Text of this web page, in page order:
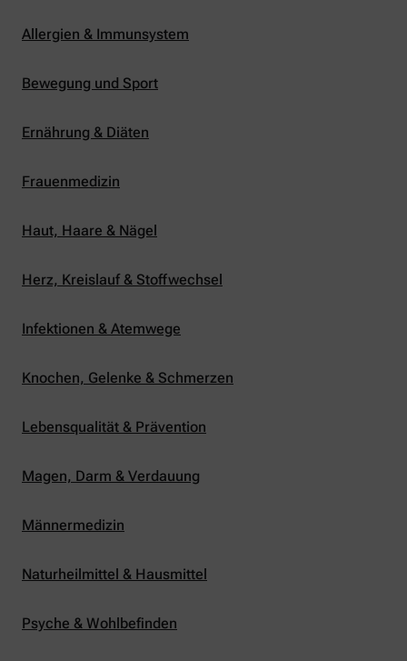
Allergien & Immunsystem
Bewegung und Sport
Ernährung & Diäten
Frauenmedizin
Haut, Haare & Nägel
Herz, Kreislauf & Stoffwechsel
Infektionen & Atemwege
Knochen, Gelenke & Schmerzen
Lebensqualität & Prävention
Magen, Darm & Verdauung
Männermedizin
Naturheilmittel & Hausmittel
Psyche & Wohlbefinden